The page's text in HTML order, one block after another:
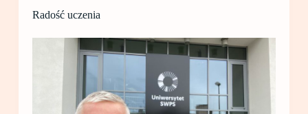
Radość uczenia